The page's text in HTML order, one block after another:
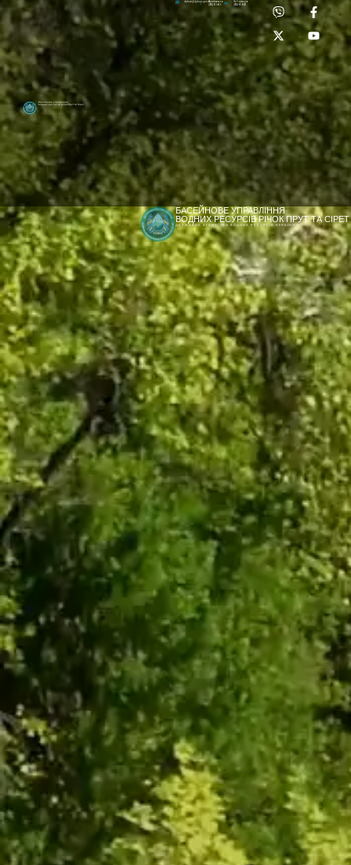
[newyear_garland]
Басейнове управління
водних ресурсів річок Прут та Сірет
Лабораторія:
(0372) 53-92-00
dpbuvr@dpbuvr.gov.uaПриймальня:
(0372) 51-14-56
БАСЕЙНОВЕ УПРАВЛІННЯ
ВОДНИХ РЕСУРСІВ РІЧОК ПРУТ ТА СІРЕТ
ДЕРЖАВНЕ АГЕНТСТВО ВОДНИХ РЕСУРСІВ УКРАЇНИ